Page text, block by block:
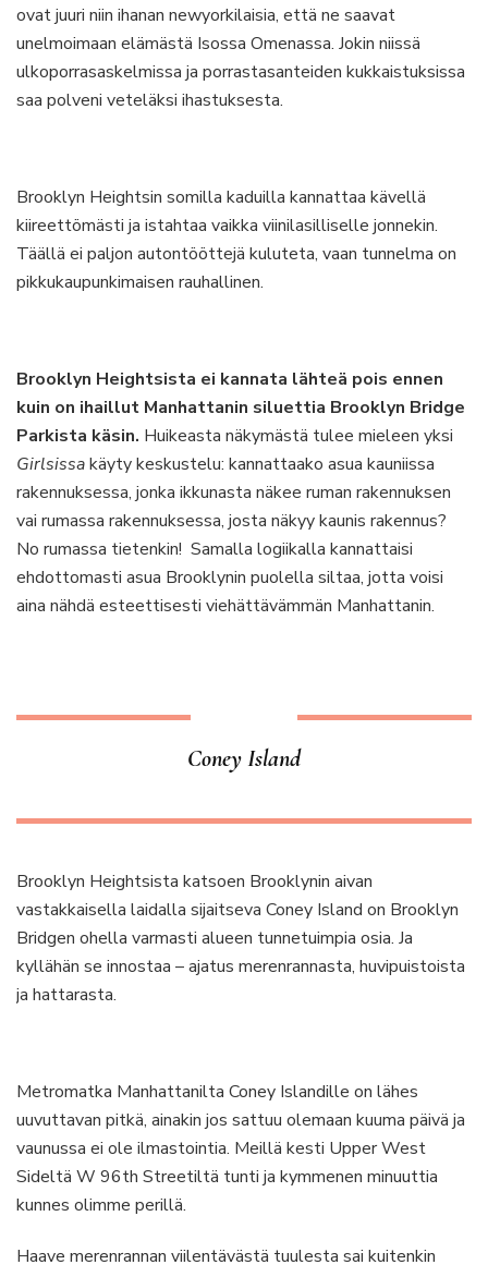
ovat juuri niin ihanan newyorkilaisia, että ne saavat
unelmoimaan elämästä Isossa Omenassa. Jokin niissä
ulkoporrasaskelmissa ja porrastasanteiden kukkaistuksissa
saa polveni veteläksi ihastuksesta.
Brooklyn Heightsin somilla kaduilla kannattaa kävellä
kiireettömästi ja istahtaa vaikka viinilasilliselle jonnekin.
Täällä ei paljon autontööttejä kuluteta, vaan tunnelma on
pikkukaupunkimaisen rauhallinen.
Brooklyn Heightsista ei kannata lähteä pois ennen
kuin on ihaillut Manhattanin siluettia Brooklyn Bridge
Parkista käsin. Huikeasta näkymästä tulee mieleen yksi
Girlsissakäyty keskustelu: kannattaako asua kauniissa
rakennuksessa, jonka ikkunasta näkee ruman rakennuksen
vai rumassa rakennuksessa, josta näkyy kaunis rakennus?
No rumassa tietenkin! Samalla logiikalla kannattaisi
ehdottomasti asua Brooklynin puolella siltaa, jotta voisi
aina nähdä esteettisesti viehättävämmän Manhattanin.
Coney Island
Brooklyn Heightsista katsoen Brooklynin aivan
vastakkaisella laidalla sijaitseva Coney Island on Brooklyn
Bridgen ohella varmasti alueen tunnetuimpia osia. Ja
kyllähän se innostaa – ajatus merenrannasta, huvipuistoista
ja hattarasta.
Metromatka Manhattanilta Coney Islandille on lähes
uuvuttavan pitkä, ainakin jos sattuu olemaan kuuma päivä ja
vaunussa ei ole ilmastointia. Meillä kesti Upper West
Sideltä W 96th Streetiltä tunti ja kymmenen minuuttia
kunnes olimme perillä.
Haave merenrannan viilentävästä tuulesta sai kuitenkin